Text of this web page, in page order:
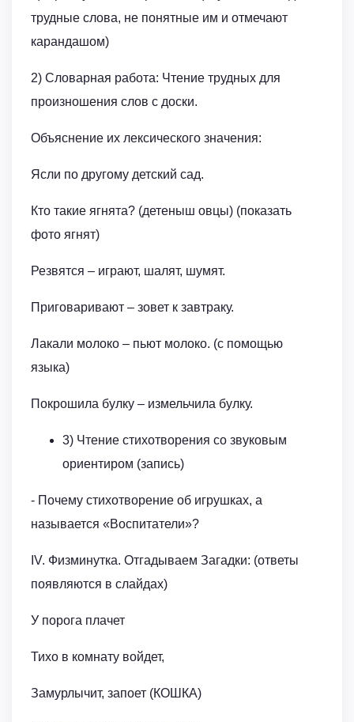
трудные слова, не понятные им и отмечают
карандашом)
2) Словарная работа: Чтение трудных для
произношения слов с доски.
Объяснение их лексического значения:
Ясли по другому детский сад.
Кто такие ягнята? (детеныш овцы) (показать
фото ягнят)
Резвятся – играют, шалят, шумят.
Приговаривают – зовет к завтраку.
Лакали молоко – пьют молоко. (с помощью
языка)
Покрошила булку – измельчила булку.
3) Чтение стихотворения со звуковым
ориентиром (запись)
- Почему стихотворение об игрушках, а
называется «Воспитатели»?
IV. Физминутка. Отгадываем Загадки: (ответы
появляются в слайдах)
У порога плачет
Тихо в комнату войдет,
Замурлычит, запоет (КОШКА)